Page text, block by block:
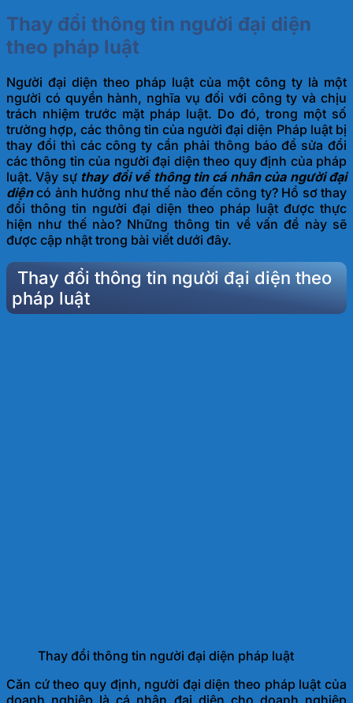
Thay đổi thông tin người đại diện
theo pháp luật
Người đại diện theo pháp luật của một công ty là một
người có quyền hành, nghĩa vụ đối với công ty và chịu
trách nhiệm trước mặt pháp luật. Do đó, trong một số
trường hợp, các thông tin của người đại diện Pháp luật bị
thay đổi thì các công ty cần phải thông báo để sửa đổi
các thông tin của người đại diện theo quy định của pháp
luật. Vậy sự thayđổi về thông tin cá nhân của người đại
diệncó ảnh hưởng như thế nào đến công ty? Hồ sơ thay
đổi thông tin người đại diện theo pháp luật được thực
hiện như thế nào? Những thông tin về vấn đề này sẽ
được cập nhật trong bài viết dưới đây.
Thay đổi thông tin người đại diện theo
pháp luật
Thay đổi thông tin người đại diện pháp luật
Căn cứ theo quy định, người đại diện theo pháp luật của
doanh nghiệp là cá nhân đại diện cho doanh nghiệp